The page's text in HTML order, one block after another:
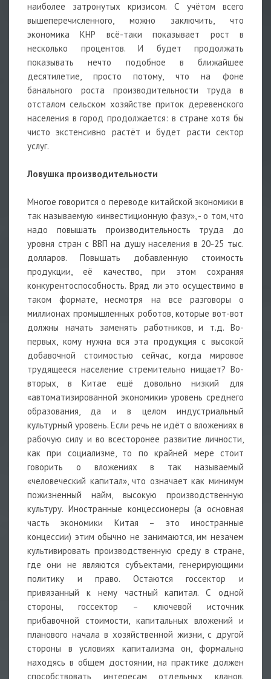
наиболее затронутых кризисом. С учётом всего
вышеперечисленного, можно заключить, что
экономика КНР всё-таки показывает рост в
несколько процентов. И будет продолжать
показывать нечто подобное в ближайшее
десятилетие, просто потому, что на фоне
банального роста производительности труда в
отсталом сельском хозяйстве приток деревенского
населения в город продолжается: в стране хотя бы
чисто экстенсивно растёт и будет расти сектор
услуг.
Ловушка производительности
Многое говорится о переводе китайской экономики в
так называемую «инвестиционную фазу», - о том, что
надо повышать производительность труда до
уровня стран с ВВП на душу населения в 20-25 тыс.
долларов. Повышать добавленную стоимость
продукции, её качество, при этом сохраняя
конкурентоспособность. Вряд ли это осуществимо в
таком формате, несмотря на все разговоры о
миллионах промышленных роботов, которые вот-вот
должны начать заменять работников, и т.д. Во-
первых, кому нужна вся эта продукция с высокой
добавочной стоимостью сейчас, когда мировое
трудящееся население стремительно нищает? Во-
вторых, в Китае ещё довольно низкий для
«автоматизированной экономики» уровень среднего
образования, да и в целом индустриальный
культурный уровень. Если речь не идёт о вложениях в
рабочую силу и во всесторонее развитие личности,
как при социализме, то по крайней мере стоит
говорить о вложениях в так называемый
«человеческий капитал», что означает как минимум
пожизненный найм, высокую производственную
культуру. Иностранные концессионеры (а основная
часть экономики Китая – это иностранные
концессии) этим обычно не занимаются, им незачем
культивировать производственную среду в стране,
где они не являются субъектами, генерирующими
политику и право. Остаются госсектор и
привязанный к нему частный капитал. С одной
стороны, госсектор – ключевой источник
прибавочной стоимости, капитальных вложений и
планового начала в хозяйственной жизни, с другой
стороны в условиях капитализма он, формально
находясь в общем достоянии, на практике должен
способствовать интересам отдельных кланов.